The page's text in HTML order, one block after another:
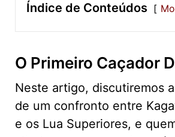
Índice de Conteúdos
O Primeiro Caçador
Neste artigo, discutiremos
de um confronto entre
e os Lua Superiores, e